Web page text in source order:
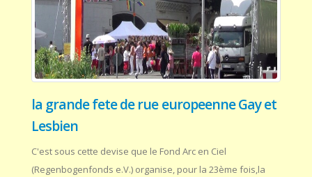
la grande fete de rue europeenne Gay et
Lesbien
C'est sous cette devise que le Fond Arc en Ciel
(Regenbogenfonds e.V.) organise, pour la 23ème fois,la